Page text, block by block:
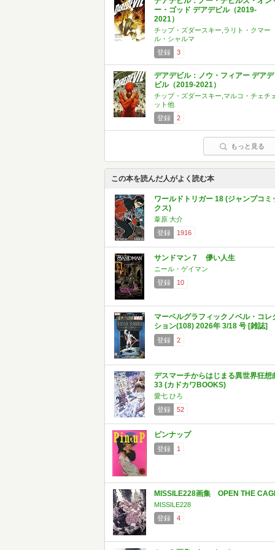
ー・ゴッド デアデビル（2019-
2021）
チップ・ズダースキー,ラリト・クマー
ル・シャルマ
登録
3
デアデビル：ノウ・フィアー デアデ
ビル（2019-2021）
チップ・ズダースキー,マルコ・チェチ
ット他
登録
2
もっと見る
この本を読んだ人がよく読む本
ワールドトリガー 18 (ジャンプコミ
クス)
葦原 大介
登録
1916
サンドマン７ 儚い人生
ニール・ゲイマン
登録
10
マーベルグラフィックノベル・コレ
ション(108) 2026年 3/18 号 [雑誌]
登録 2
デスマーチからはじまる異世界狂想
33 (カドカワBOOKS)
愛七 ひろ
登録
52
ピンナップ
登録 1
MISSILE228画集 OPEN THE
MISSILE228
登録
4